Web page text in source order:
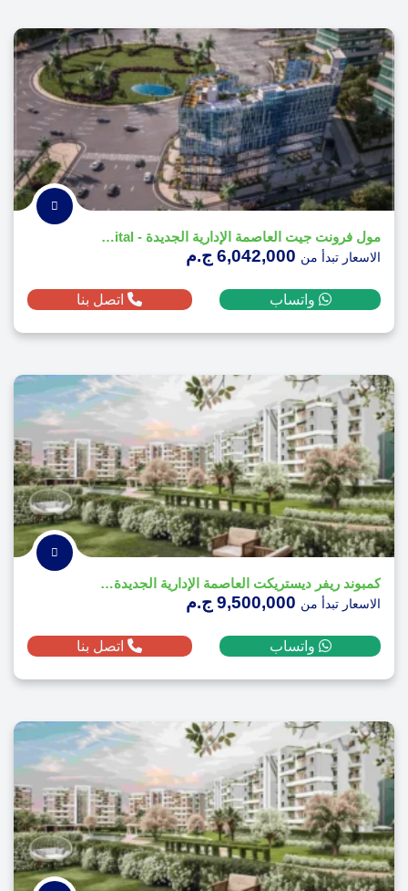
مول فرونت جيت العاصمة الإدارية الجديدة - Mall Front Gate New Capital
الاسعار تبدأ من
واتساب اتصل بنا
كمبوند ريفر ديستريكت العاصمة الإدارية الجديدة - River District
الاسعار تبدأ من
واتساب اتصل بنا